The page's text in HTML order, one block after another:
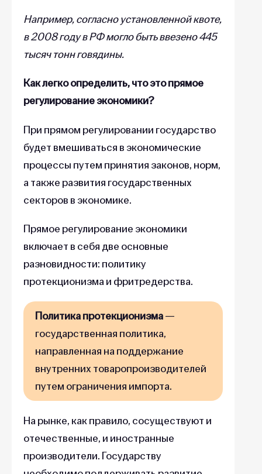
Например, согласно установленной квоте,
в 2008 году в РФ могло быть ввезено 445
тысяч тонн говядины.
Как легко определить, что это прямое
регулирование экономики?
При прямом регулировании государство
будет вмешиваться в экономические
процессы путем принятия законов, норм,
а также развития государственных
секторов в экономике.
Прямое регулирование экономики
включает в себя две основные
разновидности: политику
протекционизма и фритредерства.
Политика протекционизма—
государственная политика,
направленная на поддержание
внутренних товаропроизводителей
путем ограничения импорта.
На рынке, как правило, сосуществуют и
отечественные, и иностранные
производители. Государству